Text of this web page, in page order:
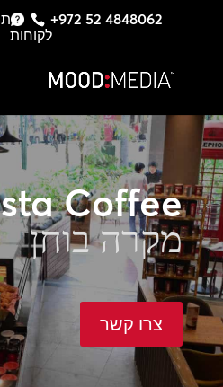
+972 52 4848062
לקוחות
Coffee
מקרה בוחן
צרו קשר